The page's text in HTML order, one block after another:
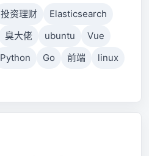
投资理财
Elasticsearch
臭大佬 ubuntu
Vue
Python Go 前端
linux